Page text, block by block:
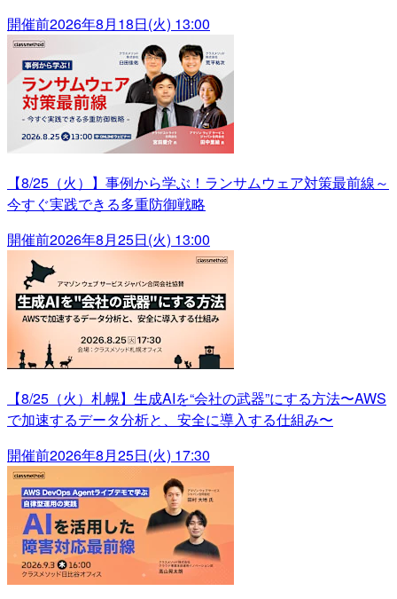
開催前2026年8月18日(火) 13:00
【8/25（火）】事例から学ぶ！ランサムウェア対策最前線～
今すぐ実践できる多重防御戦略
開催前2026年8月25日(火) 13:00
【8/25（火）札幌】生成AIを“会社の武器”にする方法〜AWS
で加速するデータ分析と、安全に導入する仕組み〜
開催前2026年8月25日(火) 17:30